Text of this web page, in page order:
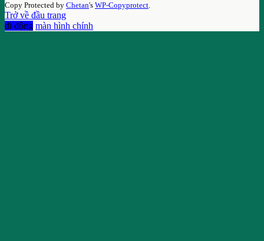
Copy Protected by Chetan's WP-Copyprotect.
Trở về đầu trang
di động màn hình chính